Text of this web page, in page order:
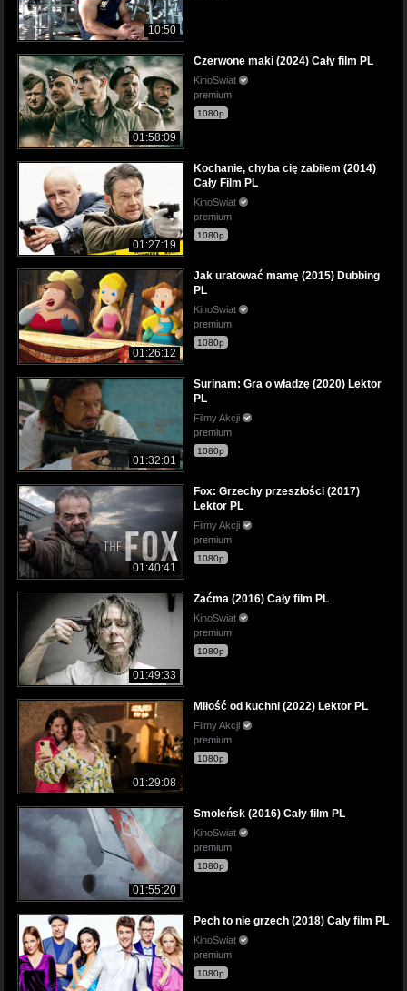
10:50
01:58:09
Czerwone maki (2024) Cały film PL
KinoSwiat
premium
1080p
01:27:19
Kochanie, chyba cię zabiłem (2014)
Cały Film PL
KinoSwiat
premium
1080p
01:26:12
Jak uratować mamę (2015) Dubbing
PL
KinoSwiat
premium
1080p
01:32:01
Surinam: Gra o władzę (2020) Lektor
PL
Filmy Akcji
premium
1080p
01:40:41
Fox: Grzechy przeszłości (2017)
Lektor PL
Filmy Akcji
premium
1080p
01:49:33
Zaćma (2016) Cały film PL
KinoSwiat
premium
1080p
01:29:08
Miłość od kuchni (2022) Lektor PL
Filmy Akcji
premium
1080p
01:55:20
Smoleńsk (2016) Cały film PL
KinoSwiat
premium
1080p
Pech to nie grzech (2018) Cały film PL
KinoSwiat
premium
1080p